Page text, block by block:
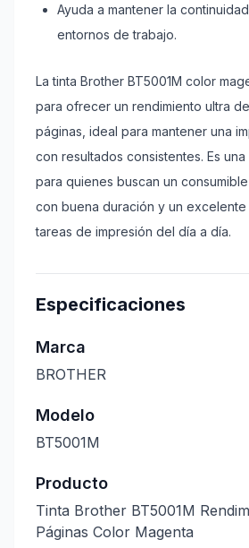
Ayuda a mantener la
entornos de trabajo.
La tinta Brother BT5001M color
para ofrecer un rendimiento ultra
páginas, ideal para mantener una
con resultados consistentes. Es
para quienes buscan un
con buena duración y un
tareas de impresión del día a día.
Especificaciones
Marca
BROTHER
Modelo
BT5001M
Producto
Tinta Brother BT5001M
Páginas Color Magenta